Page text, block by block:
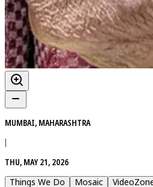
MUMBAI, MAHARASHTRA
|
THU, MAY 21, 2026
Things We Do
Mosaic